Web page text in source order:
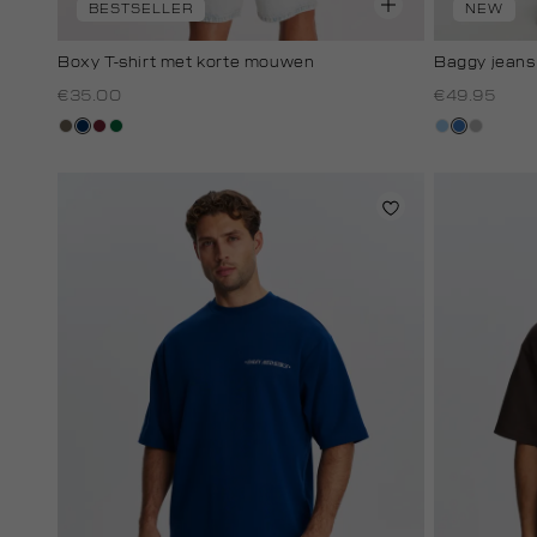
BESTSELLER
Boxy T-shirt met korte mouwen
€35.00
lichtbruin
donkerblauw
bordeaux
donkergroen
NEW
Baggy jeans
€49.95
blauw,
blauw,
grijs,